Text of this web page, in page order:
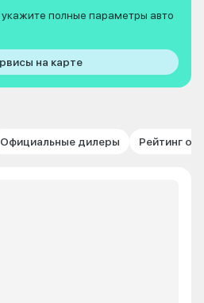
полные параметры авто
на карте
Официальные дилеры Рейтинг